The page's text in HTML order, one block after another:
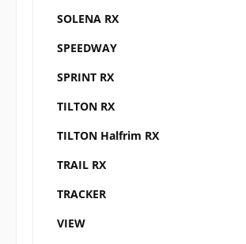
SOLENA RX
SPEEDWAY
SPRINT RX
TILTON RX
TILTON Halfrim RX
TRAIL RX
TRACKER
VIEW